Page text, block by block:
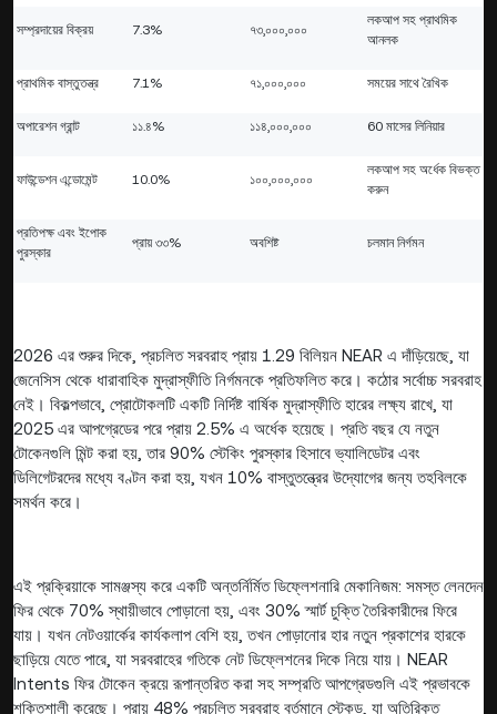
সম্প্রদায়ের বিক্রয় 7.3% ৭৩,০০০,০০০
লকআপ সহ প্রাথমিক
আনলক
প্রাথমিক বাস্তুতন্ত্র 7.1% ৭১,০০০,০০০ সময়ের সাথে রৈখিক
অপারেশন গ্রান্ট ১১.৪% ১১৪,০০০,০০০ 60 মাসের লিনিয়ার
ফাউন্ডেশন এন্ডোমেন্ট 10.0% ১০০,০০০,০০০
লকআপ সহ অর্ধেক বিভক্ত
করুন
প্রতিপক্ষ এবং ইপোক
পুরস্কার
প্রায় ৩৩% অবশিষ্ট চলমান নির্গমন
2026 এর শুরুর দিকে, প্রচলিত সরবরাহ প্রায় 1.29 বিলিয়ন NEAR এ দাঁড়িয়েছে, যা
জেনেসিস থেকে ধারাবাহিক মুদ্রাস্ফীতি নির্গমনকে প্রতিফলিত করে। কঠোর সর্বোচ্চ সরবরাহ
নেই। বিকল্পভাবে, প্রোটোকলটি একটি নির্দিষ্ট বার্ষিক মুদ্রাস্ফীতি হারের লক্ষ্য রাখে, যা
2025 এর আপগ্রেডের পরে প্রায় 2.5% এ অর্ধেক হয়েছে। প্রতি বছর যে নতুন
টোকেনগুলি মিন্ট করা হয়, তার 90% স্টেকিং পুরস্কার হিসাবে ভ্যালিডেটর এবং
ডিলিগেটরদের মধ্যে বণ্টন করা হয়, যখন 10% বাস্তুতন্ত্রের উদ্যোগের জন্য তহবিলকে
সমর্থন করে।
এই প্রক্রিয়াকে সামঞ্জস্য করে একটি অন্তর্নির্মিত ডিফ্লেশনারি মেকানিজম: সমস্ত লেনদেন
ফির থেকে 70% স্থায়ীভাবে পোড়ানো হয়, এবং 30% স্মার্ট চুক্তি তৈরিকারীদের ফিরে
যায়। যখন নেটওয়ার্কের কার্যকলাপ বেশি হয়, তখন পোড়ানোর হার নতুন প্রকাশের হারকে
ছাড়িয়ে যেতে পারে, যা সরবরাহের গতিকে নেট ডিফ্লেশনের দিকে নিয়ে যায়। NEAR
Intents ফির টোকেন ক্রয়ে রূপান্তরিত করা সহ সম্প্রতি আপগ্রেডগুলি এই প্রভাবকে
শক্তিশালী করেছে। প্রায় 48% প্রচলিত সরবরাহ বর্তমানে স্টেকড, যা অতিরিক্ত